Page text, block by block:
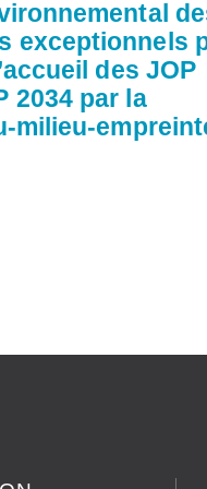
exceptionnels
des JOP
2034 par la
milieu-